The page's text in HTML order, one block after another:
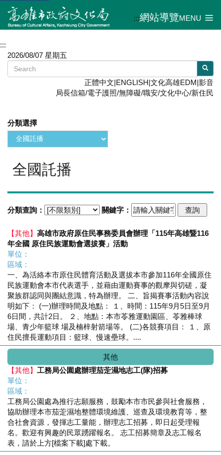
:::網站導覽MENU
:::
2026/08/07 星期五
正體中文|ENGLISH|文化高雄EDM|影音
局長信箱/電子護照/無障礙/職安/文化中心/新住民
分類選擇
全國託播
分類查詢： 關鍵字：
【其他】 高雄市政府原住民事務委員會辦理「115年高雄暨116
年全國 原住民族運動會選拔賽」活動
單位：
區域：
一、為活絡本市原住民體育活動及選拔本市參加116年全國原住
民族運動會本市代表選手，並藉由運動賽事的觀摩與切磋，凝
聚族群認同與團結意識，特為辦理。 二、旨揭賽事活動內容說
明如下： (一)辦理時間及地點： １、時間：115年9月5日至9月
6日間，共計2日。 ２、地點：本市苓雅運動園區、苓雅棒球
場、青少年籃球 場及楠梓射箭場等。 (二)各競賽項目： １、原
住民擅長運動項目：籃球、慢速壘球。....
其他
【其他】 工務局公園處辦理茄萣濕地志工(隊)招募
單位：
區域：
工務局公園處為推行志願服務，鼓勵本市市民參與社會服務，
協助辦理本市茄萣濕地整體環境維護、巡查及環境教育等，整
合社會資源，發揮志工量能，辦理志工招募，即日起受理報
名。歡迎有興趣的民眾踴躍報名。 志工招募簡章及志工報名
表，請於上方[檔案下載]處下載。